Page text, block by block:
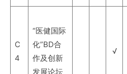
C
4
“医健国际
化”BD合
作及创新
发展论坛
√